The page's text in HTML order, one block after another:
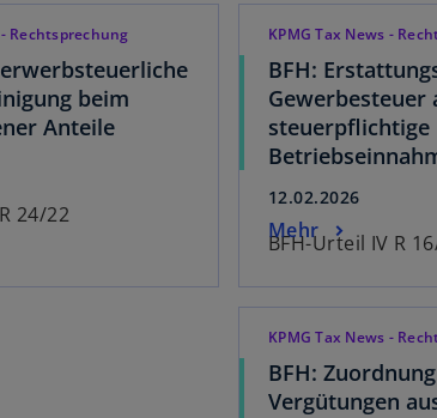
Rechtsprechung
beim
Anteile
24/22
KPMG Tax News -
BFH:
Gewerbesteuer
steuerpflichtige
12.02.2026
BFH-Urteil IV R
Mehr
KPMG Tax News -
BFH:
Vergütungen